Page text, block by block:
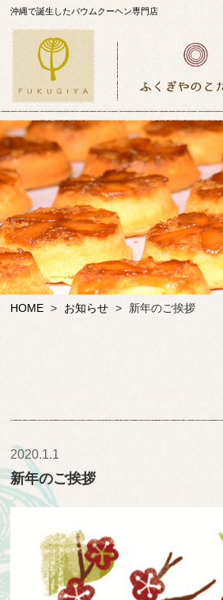
沖縄で誕生したバウムクーヘン専門店
HOME > お知らせ > 新年のご挨拶
2020.1.1
新年のご挨拶